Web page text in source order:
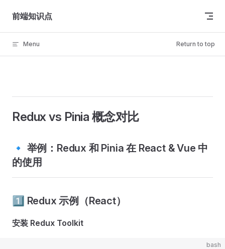
Skip to content
前端知识点
Menu Return to top
Redux vs Pinia 概念对比
🔹 举例：Redux 和 Pinia 在 React & Vue 中
的使用
1️⃣ Redux 示例（React）
安装 Redux Toolkit
bash